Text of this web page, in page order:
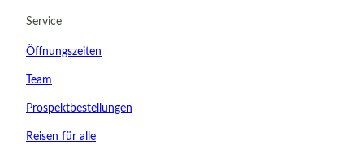
Kinder
Service
Öffnungszeiten
Team
Prospektbestellungen
Reisen für alle